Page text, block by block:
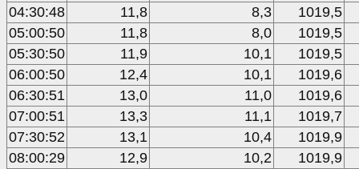
04:30:48
11,8 8,3
1019,5
05:00:50
11,8 8,0
1019,5
05:30:50
11,9 10,1
1019,5
06:00:50
12,4 10,1
1019,6
06:30:51
13,0 11,0
1019,6
07:00:51
13,3 11,1
1019,7
07:30:52
13,1 10,4
1019,9
08:00:29
12,9 10,2
1019,9